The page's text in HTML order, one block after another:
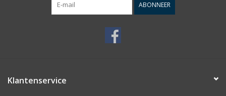
ABONNEER
Klantenservice